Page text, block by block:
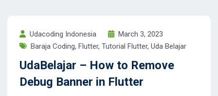
Udacoding Indonesia
March 3, 2023
Baraja Coding, Flutter, Tutorial Flutter, Uda Belajar
UdaBelajar – How to Remove
Debug Banner in Flutter